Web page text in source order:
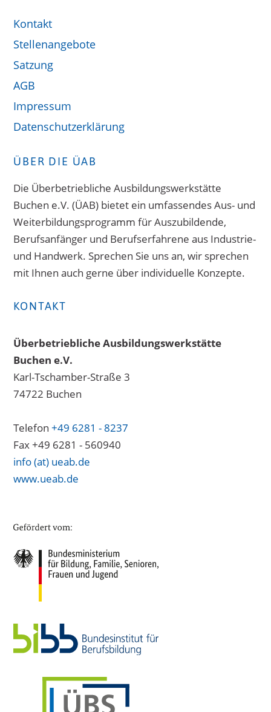
Kontakt
Stellenangebote
Satzung
AGB
Impressum
Datenschutzerklärung
ÜBER DIE ÜAB
Die Überbetriebliche Ausbildungswerkstätte
Buchen e.V. (ÜAB) bietet ein umfassendes Aus- und
Weiterbildungsprogramm für Auszubildende,
Berufsanfänger und Berufserfahrene aus Industrie-
und Handwerk. Sprechen Sie uns an, wir sprechen
mit Ihnen auch gerne über individuelle Konzepte.
KONTAKT
Überbetriebliche Ausbildungswerkstätte
Buchen e.V.
Karl-Tschamber-Straße 3
74722 Buchen
Telefon+49 6281 - 8237
Fax +49 6281 - 560940
info (at) ueab.de
www.ueab.de